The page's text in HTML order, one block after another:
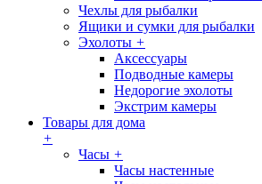
Чехлы для рыбалки
Ящики и сумки для рыбалки
Эхолоты +
Аксессуары
Подводные камеры
Недорогие эхолоты
Экстрим камеры
Товары для дома
+
Часы +
Часы настенные